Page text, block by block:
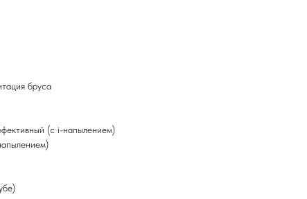
бруса
(с i-напылением)